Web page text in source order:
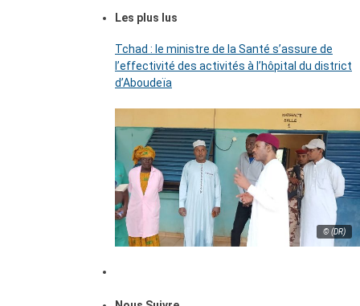
Les plus lus
Tchad : le ministre de la Santé s’assure de
l’effectivité des activités à l’hôpital du district
d’Aboudeïa
© (DR)